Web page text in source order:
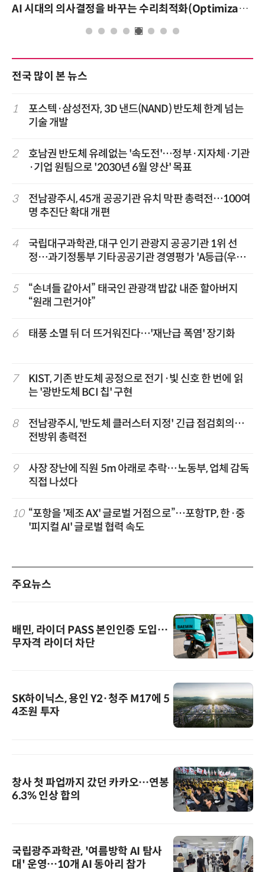
AI 시대의 의사결정을 바꾸는 수리최적화(Optimization): 실제 산업 적용 사례와 활용 전략
전국 많이 본 뉴스
1
포스텍·삼성전자, 3D 낸드(NAND) 반도체 한계 넘는
기술 개발
2
호남권 반도체 유례없는 '속도전'…정부·지자체·기관
·기업 원팀으로 '2030년 6월 양산' 목표
3
전남광주시, 45개 공공기관 유치 막판 총력전…100여
명 추진단 확대 개편
4
국립대구과학관, 대구 인기 관광지 공공기관 1위 선
정…과기정통부 기타공공기관 경영평가 'A등급(우수)'
5
“손녀들 같아서” 태국인 관광객 밥값 내준 할아버지
“원래 그런거야”
6 태풍 소멸 뒤 더 뜨거워진다…'재난급 폭염' 장기화
7
KIST, 기존 반도체 공정으로 전기·빛 신호 한 번에 읽
는 '광반도체 BCI 칩' 구현
8
전남광주시, '반도체 클러스터 지정' 긴급 점검회의…
전방위 총력전
9
사장 장난에 직원 5m 아래로 추락…노동부, 업체 감독
직접 나섰다
10 “포항을 '제조 AX' 글로벌 거점으로”…포항TP, 한·중
'피지컬 AI' 글로벌 협력 속도
주요뉴스
배민, 라이더 PASS 본인인증 도입…
무자격 라이더 차단
SK하이닉스, 용인 Y2·청주 M17에 5
4조원 투자
창사 첫 파업까지 갔던 카카오…연봉
6.3% 인상 합의
국립광주과학관, '여름방학 AI 탐사
대' 운영…10개 AI 동아리 참가